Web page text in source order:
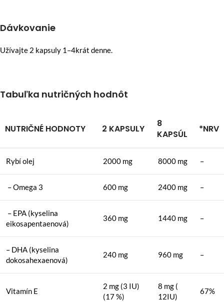
Dávkovanie
Užívajte 2 kapsuly 1–4krát denne.
Tabuľka nutričných hodnôt
NUTRIČNÉ HODNOTY 2 KAPSULY
8
KAPSÚL
*NRV
Rybí olej 2000 mg 8000 mg –
– Omega 3 600 mg 2400 mg –
– EPA (kyselina
eikosapentaenová)
360 mg 1440 mg –
– DHA (kyselina
dokosahexaenová)
240 mg 960 mg –
Vitamín E
2 mg (3 IU)
(17 %)
8 mg (
12IU)
67%